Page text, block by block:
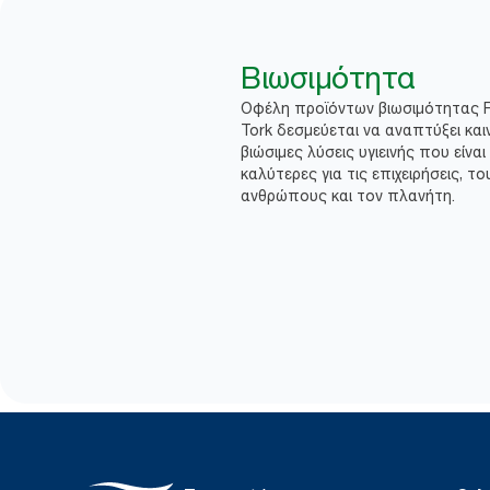
Βιωσιμότητα
Οφέλη προϊόντων βιωσιμότητας
Tork δεσμεύεται να αναπτύξει
βιώσιμες λύσεις υγιεινής που είναι
καλύτερες για τις επιχειρήσεις,
ανθρώπους και τον πλανήτη.